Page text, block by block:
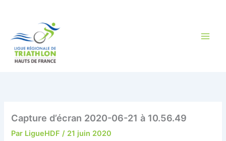
Capture d’écran 2020-06-21 à 10.56.49
Par LigueHDF/ 21 juin 2020